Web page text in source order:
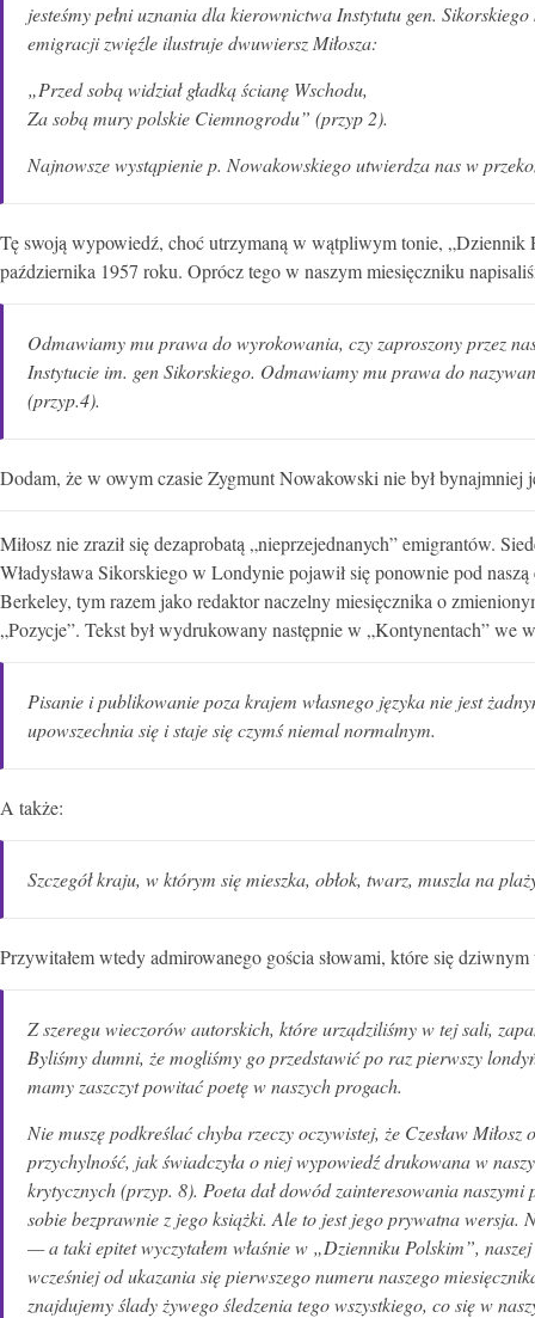
jesteśmy pełni uznania dla kierownictwa Instytutu gen.
emigracji zwięźle ilustruje dwuwiersz Miłosza:
„Przed sobą widział gładką ścianę Wschodu,
Za sobą mury polskie Ciemnogrodu” (przyp 2).
Najnowsze wystąpienie p. Nowakowskiego utwierdza nas w
Tę swoją wypowiedź, choć utrzymaną w wątpliwym tonie, „Dziennik
października 1957 roku. Oprócz tego w naszym miesięczniku
Odmawiamy mu prawa do wyrokowania, czy zaproszony przez
Instytucie im. gen Sikorskiego. Odmawiamy mu prawa do
(przyp.4).
Dodam, że w owym czasie Zygmunt Nowakowski nie był
Miłosz nie zraził się dezaprobatą „nieprzejednanych” emigrantów.
Władysława Sikorskiego w Londynie pojawił się ponownie pod
Berkeley, tym razem jako redaktor naczelny miesięcznika o
„Pozycje”. Tekst był wydrukowany następnie w „Kontynentach” we
Pisanie i publikowanie poza krajem własnego języka nie jest
upowszechnia się i staje się czymś niemal normalnym.
A także:
Szczegół kraju, w którym się mieszka, obłok, twarz, muszla na
Przywitałem wtedy admirowanego gościa słowami, które się
Z szeregu wieczorów autorskich, które urządziliśmy w tej sali,
Byliśmy dumni, że mogliśmy go przedstawić po raz pierwszy
mamy zaszczyt powitać poetę w naszych progach.
Nie muszę podkreślać chyba rzeczy oczywistej, że Czesław
przychylność, jak świadczyła o niej wypowiedź drukowana w
krytycznych(przyp. 8). Poeta dał dowód zainteresowania
sobie bezprawnie z jego książki. Ale to jest jego prywatna wersja.
— a taki epitet wyczytałem właśnie w „Dzienniku Polskim”,
wcześniej od ukazania się pierwszego numeru naszego
znajdujemy ślady żywego śledzenia tegowszystkiego, co się w